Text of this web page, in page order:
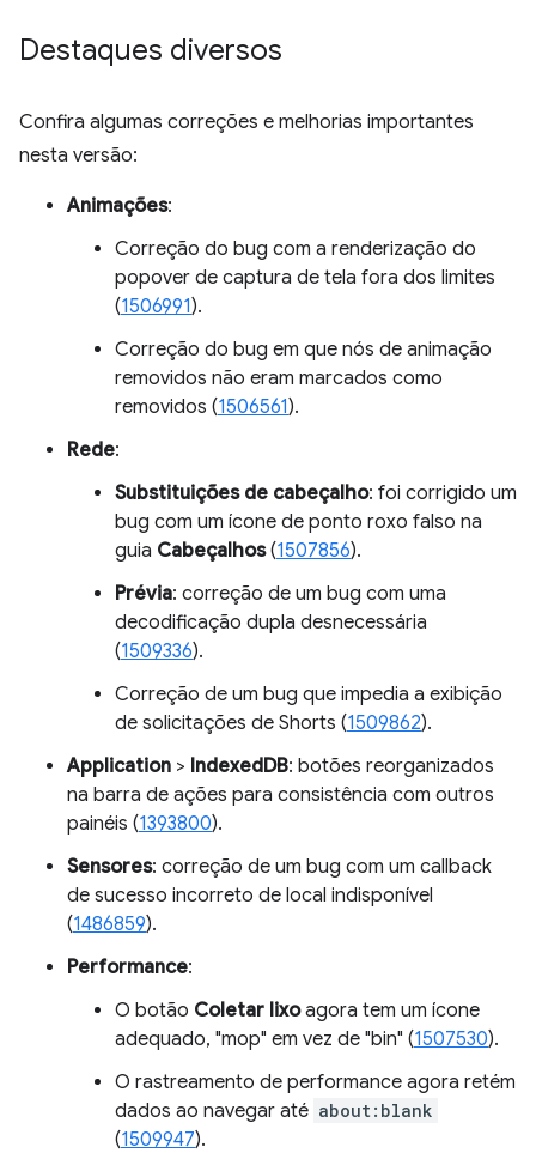
Destaques diversos
Confira algumas correções e melhorias importantes
nesta versão:
Animações:
Correção do bug com a renderização do
popover de captura de tela fora dos limites
(1506991).
Correção do bug em que nós de animação
removidos não eram marcados como
removidos (1506561).
Rede:
Substituições de cabeçalho: foi corrigido um
bug com um ícone de ponto roxo falso na
guia Cabeçalhos(1507856).
Prévia: correção de um bug com uma
decodificação dupla desnecessária
(1509336).
Correção de um bug que impedia a exibição
de solicitações de Shorts (1509862).
Application > IndexedDB: botões reorganizados
na barra de ações para consistência com outros
painéis (1393800).
Sensores: correção de um bug com um callback
de sucesso incorreto de local indisponível
(1486859).
Performance:
O botão Coletar lixoagora tem um ícone
adequado, "mop" em vez de "bin" (1507530).
O rastreamento de performance agora retém
dados ao navegar até about:blank
(1509947).